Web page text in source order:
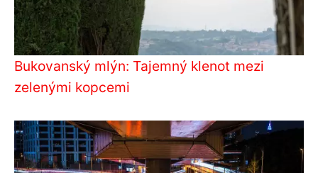
Bukovanský mlýn: Tajemný klenot mezi
zelenými kopcemi